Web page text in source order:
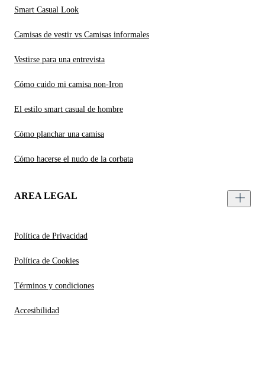
Smart Casual Look
Camisas de vestir vs Camisas informales
Vestirse para una entrevista
Cómo cuido mi camisa non-Iron
El estilo smart casual de hombre
Cómo planchar una camisa
Cómo hacerse el nudo de la corbata
AREA LEGAL
Política de Privacidad
Política de Cookies
Términos y condiciones
Accesibilidad